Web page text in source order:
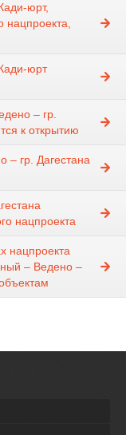
юрт,
нацпроекта,
юрт
– гр.
к открытию
– гр. Дагестана
нацпроекта
нацпроекта
– Ведено –